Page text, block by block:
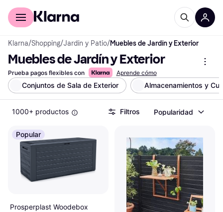
Comprar con Klarna
Klarna/Shopping/Jardín y Patio/Muebles de Jardín y Exterior
Muebles de Jardín y Exterior
Prueba pagos flexibles con Aprende cómo
Conjuntos de Sala de Exterior Almacenamientos y
1000+ productos Filtros Popularidad
Popular
Prosperplast Woodebox